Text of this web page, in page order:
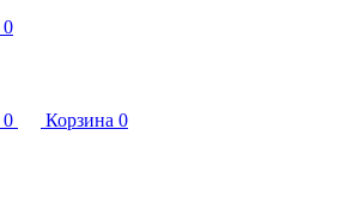
0
0 Корзина 0